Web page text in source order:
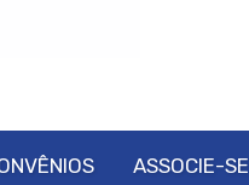
ASSOCIE-SE